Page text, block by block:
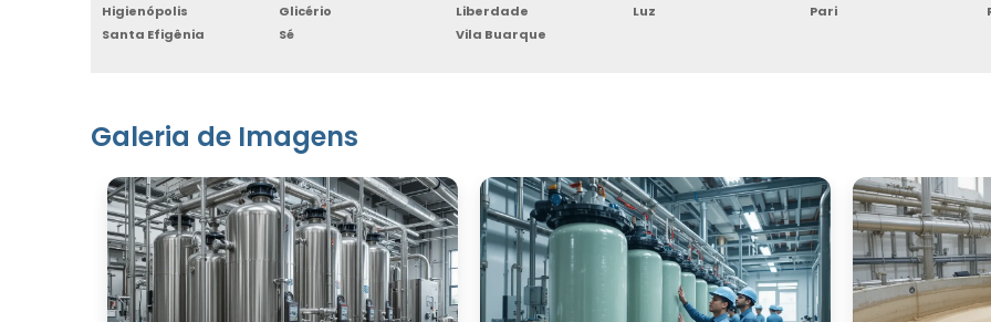
Higienópolis
Glicério Liberdade Luz Pari
Santa Efigênia
Sé Vila Buarque
Galeria de Imagens